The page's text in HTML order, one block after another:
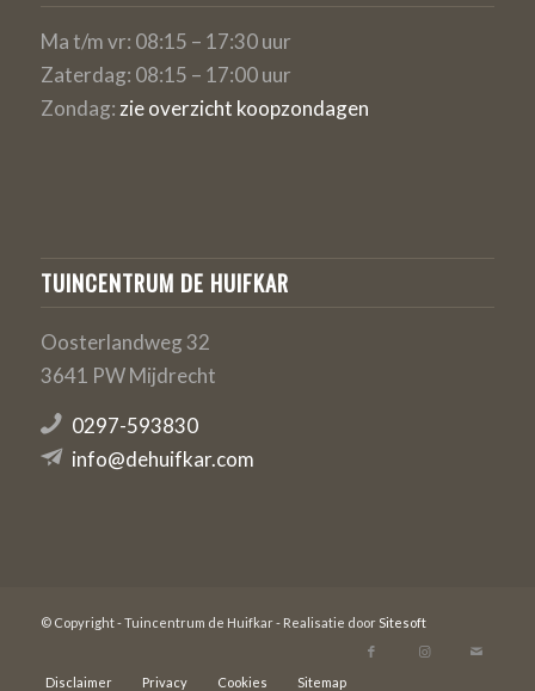
Ma t/m vr: 08:15 – 17:30 uur
Zaterdag: 08:15 – 17:00 uur
Zondag: zie overzicht koopzondagen
TUINCENTRUM DE HUIFKAR
Oosterlandweg 32
3641 PW Mijdrecht
0297-593830
info@dehuifkar.com
© Copyright - Tuincentrum de Huifkar - Realisatie door Sitesoft
Disclaimer Privacy Cookies Sitemap